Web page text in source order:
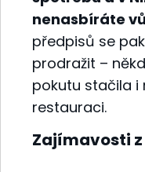
nenasbíráte
předpisů se
prodražit –
pokutu stačila i
restauraci.
Zajímavosti